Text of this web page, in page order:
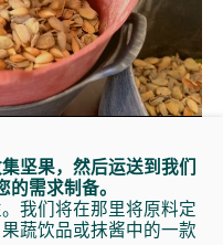
坚果，然后运送到我们
需求制备。
我们将在那里将原料定
蔬饮品或抹酱中的一款